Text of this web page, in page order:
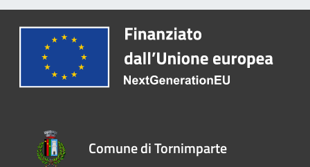
Comune di Tornimparte